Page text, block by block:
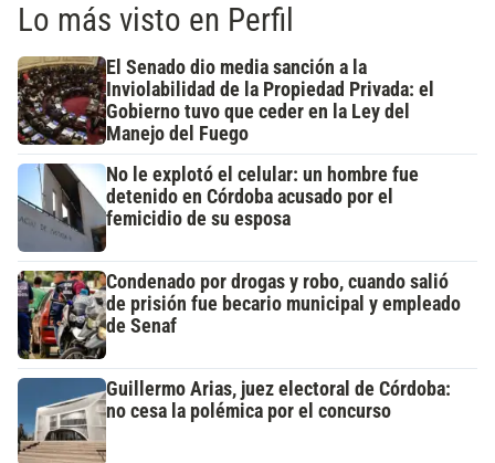
Lo más visto en Perfil
El Senado dio media sanción a la
Inviolabilidad de la Propiedad Privada: el
Gobierno tuvo que ceder en la Ley del
Manejo del Fuego
No le explotó el celular: un hombre fue
detenido en Córdoba acusado por el
femicidio de su esposa
Condenado por drogas y robo, cuando salió
de prisión fue becario municipal y empleado
de Senaf
Guillermo Arias, juez electoral de Córdoba:
no cesa la polémica por el concurso